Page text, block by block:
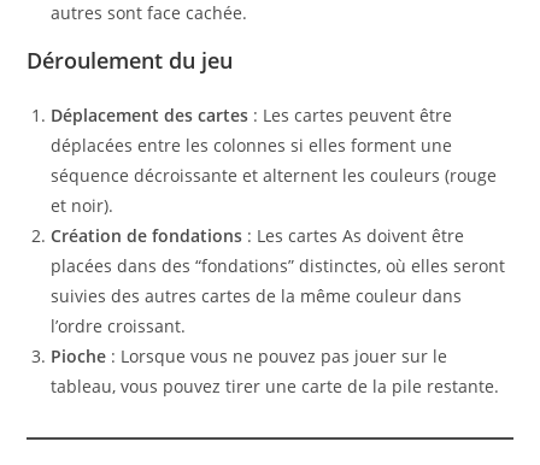
autres sont face cachée.
Déroulement du jeu
Déplacement des cartes : Les cartes peuvent être
déplacées entre les colonnes si elles forment une
séquence décroissante et alternent les couleurs (rouge
et noir).
Création de fondations : Les cartes As doivent être
placées dans des “fondations” distinctes, où elles seront
suivies des autres cartes de la même couleur dans
l’ordre croissant.
Pioche : Lorsque vous ne pouvez pas jouer sur le
tableau, vous pouvez tirer une carte de la pile restante.